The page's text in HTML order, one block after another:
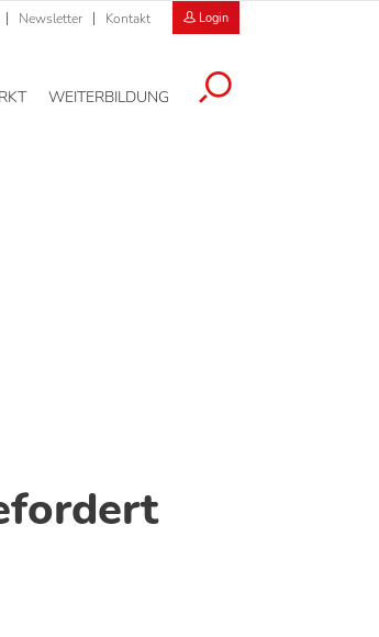
Newsletter Kontakt Login
WEITERBILDUNG